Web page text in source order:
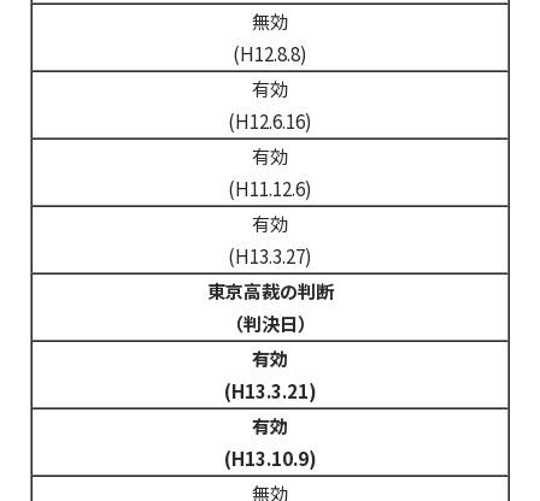
無効
(H12.8.8)
有効
(H12.6.16)
有効
(H11.12.6)
有効
(H13.3.27)
東京高裁の判断
（判決日）
有効
(H13.3.21)
有効
(H13.10.9)
無効